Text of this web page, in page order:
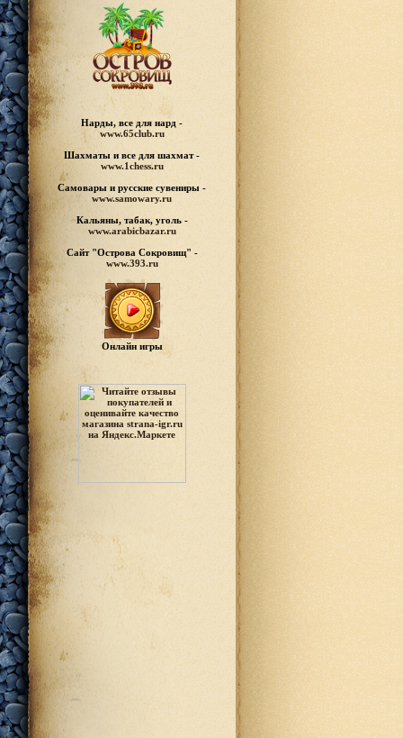
Нарды, все для нард -
www.65club.ru
Шахматы и все для шахмат -
www.1chess.ru
Самовары и русские сувениры -
www.samowary.ru
Кальяны, табак, уголь -
www.arabicbazar.ru
Сайт "Острова Сокровищ" -
www.393.ru
Онлайн игры